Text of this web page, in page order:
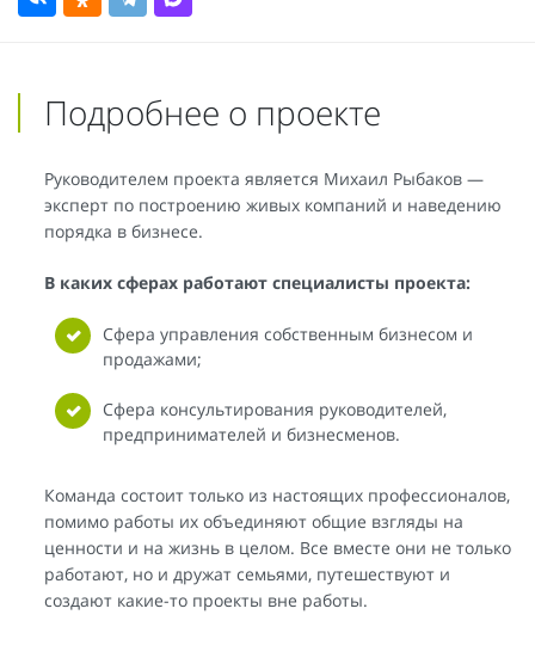
Подробнее о проекте
Руководителем проекта является Михаил Рыбаков —
эксперт по построению живых компаний и наведению
порядка в бизнесе.
В каких сферах работают специалисты проекта:
Сфера управления собственным бизнесом и
продажами;
Сфера консультирования руководителей,
предпринимателей и бизнесменов.
Команда состоит только из настоящих профессионалов,
помимо работы их объединяют общие взгляды на
ценности и на жизнь в целом. Все вместе они не только
работают, но и дружат семьями, путешествуют и
создают какие-то проекты вне работы.